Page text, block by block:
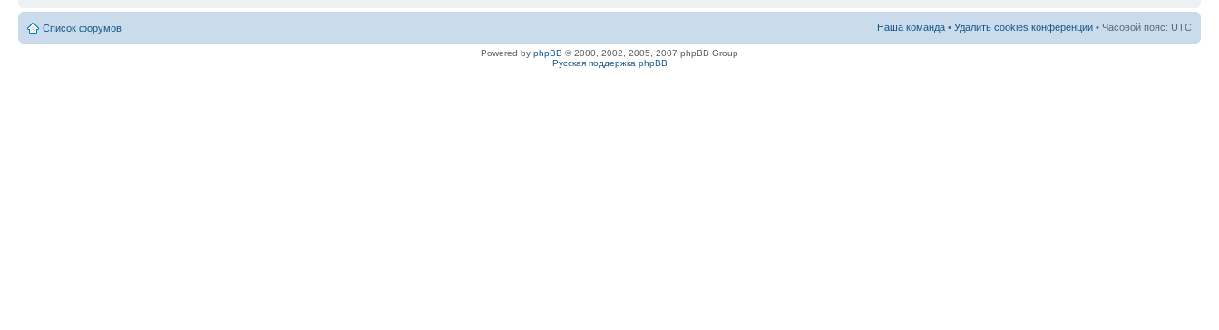
Список форумов Наша команда • Удалить cookies конференции • Часовой пояс: UTC
Powered by phpBB © 2000, 2002, 2005, 2007 phpBB Group
Русская поддержка phpBB